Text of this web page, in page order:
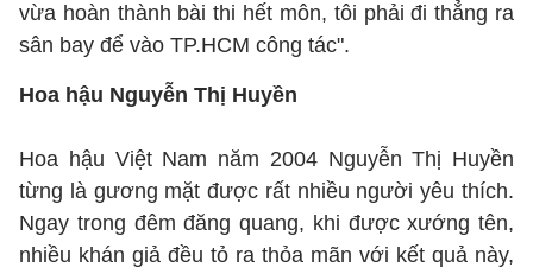
vừa hoàn thành bài thi hết môn, tôi phải đi thẳng ra
sân bay để vào TP.HCM công tác".
Hoa hậu Nguyễn Thị Huyền
Hoa hậu Việt Nam năm 2004 Nguyễn Thị Huyền
từng là gương mặt được rất nhiều người yêu thích.
Ngay trong đêm đăng quang, khi được xướng tên,
nhiều khán giả đều tỏ ra thỏa mãn với kết quả này,